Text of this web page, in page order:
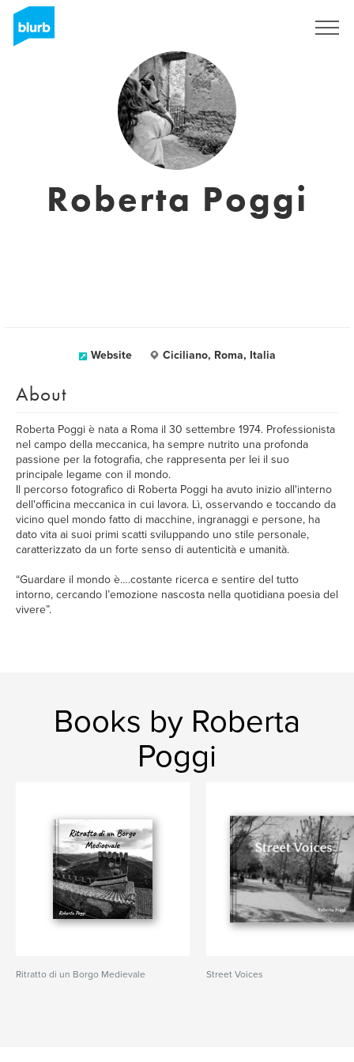
Roberta Poggi
Website Ciciliano, Roma, Italia
About
Roberta Poggi è nata a Roma il 30 settembre 1974. Professionista
nel campo della meccanica, ha sempre nutrito una profonda
passione per la fotografia, che rappresenta per lei il suo
principale legame con il mondo.
Il percorso fotografico di Roberta Poggi ha avuto inizio all'interno
dell'officina meccanica in cui lavora. Lì, osservando e toccando da
vicino quel mondo fatto di macchine, ingranaggi e persone, ha
dato vita ai suoi primi scatti sviluppando uno stile personale,
caratterizzato da un forte senso di autenticità e umanità.
“Guardare il mondo è….costante ricerca e sentire del tutto
intorno, cercando l’emozione nascosta nella quotidiana poesia del
vivere”.
Books by Roberta
Poggi
Ritratto di un Borgo Medievale Street Voices